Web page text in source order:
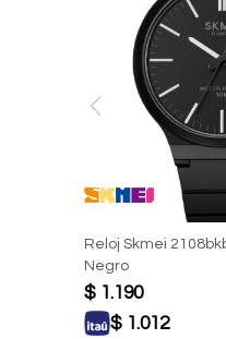
Reloj Skmei
Negro
$ 1.190
$ 1.012